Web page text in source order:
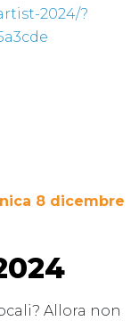
2024/?
8 dicembre
Allora non